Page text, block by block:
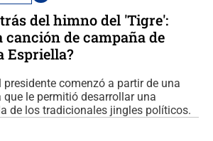
del himno del 'Tigre':
canción de campaña de
Espriella?
comenzó a partir de una
le permitió desarrollar una
de los tradicionales jingles políticos.